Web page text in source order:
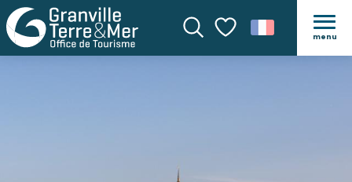
Recherche
Voir les favoris
menu